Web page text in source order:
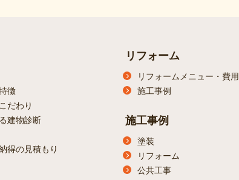
徴
だわり
建物診断
得の見積もり
リフォーム
リフォームメニュー・費用
施工事例
施工事例
塗装
リフォーム
公共工事